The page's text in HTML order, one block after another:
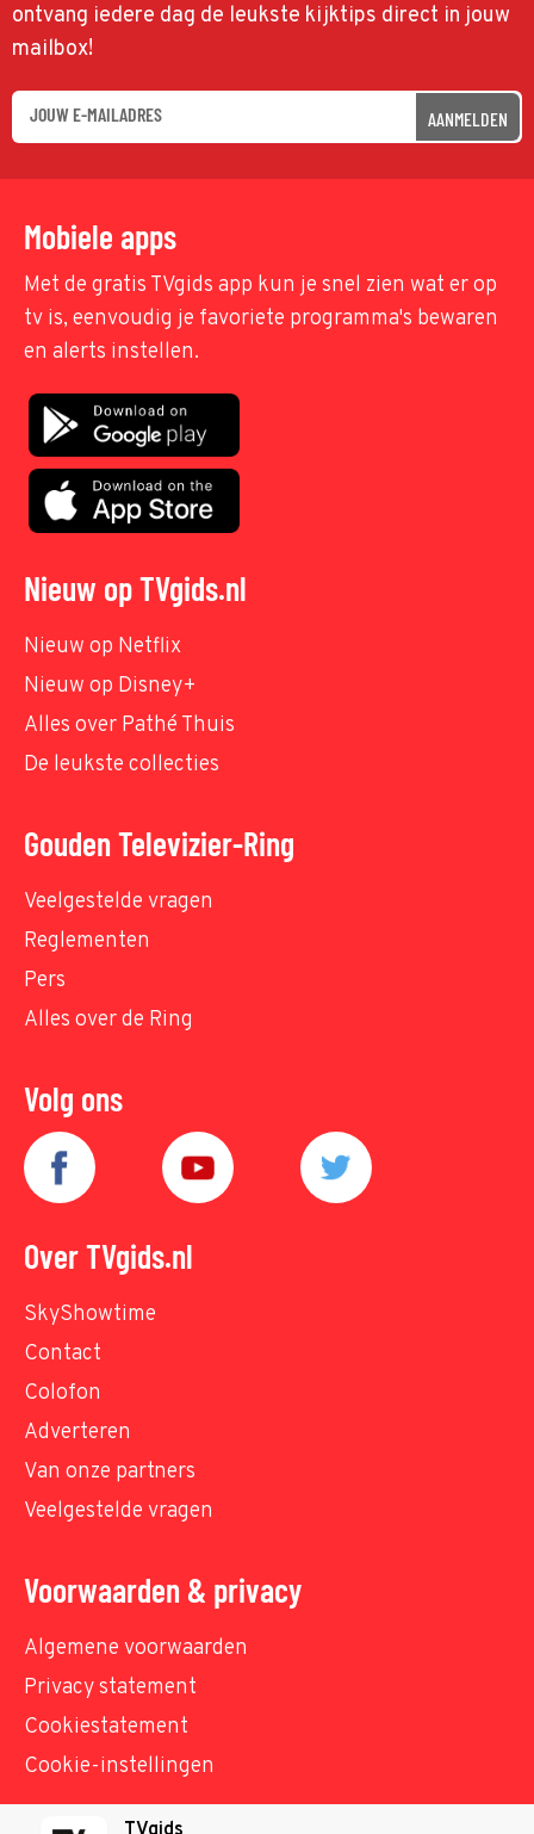
ontvang iedere dag de leukste kijktips direct in jouw
mailbox!
AANMELDEN
Mobiele apps
Met de gratis TVgids app kun je snel zien wat er op
tv is, eenvoudig je favoriete programma's bewaren
en alerts instellen.
Nieuw op TVgids.nl
Nieuw op Netflix
Nieuw op Disney+
Alles over Pathé Thuis
De leukste collecties
Gouden Televizier-Ring
Veelgestelde vragen
Reglementen
Pers
Alles over de Ring
Volg ons
Over TVgids.nl
SkyShowtime
Contact
Colofon
Adverteren
Van onze partners
Veelgestelde vragen
Voorwaarden & privacy
Algemene voorwaarden
Privacy statement
Cookiestatement
Cookie-instellingen